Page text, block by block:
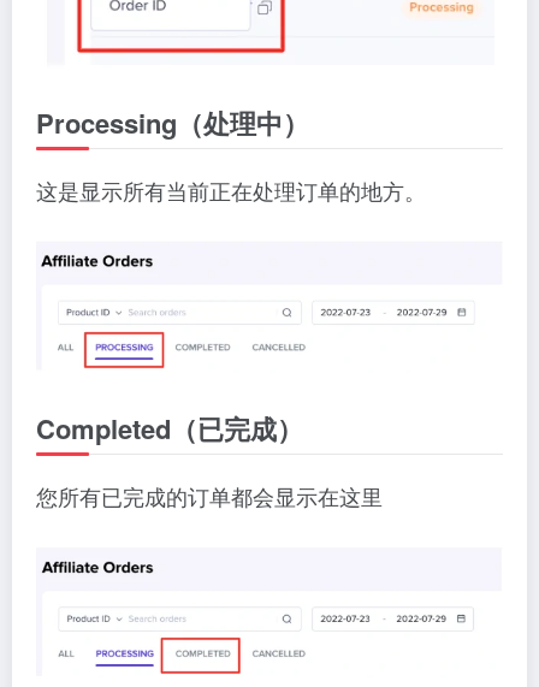
Processing（处理中）
这是显示所有当前正在处理订单的地方。
Completed（已完成）
您所有已完成的订单都会显示在这里